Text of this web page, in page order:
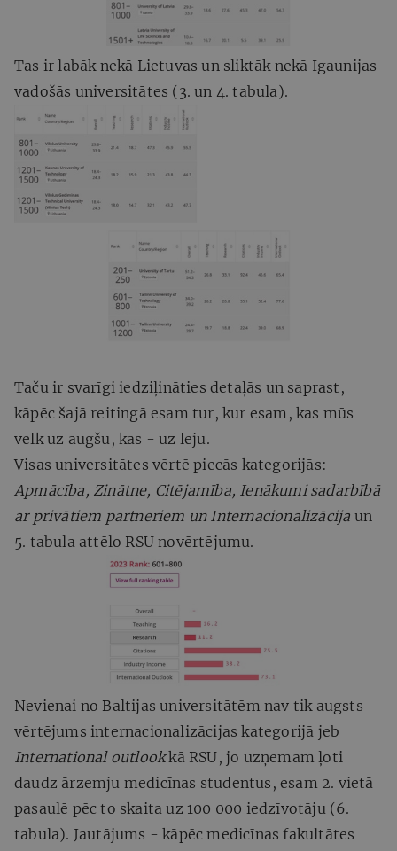
Tas ir labāk nekā Lietuvas un sliktāk nekā Igaunijas
vadošās universitātes (3. un 4. tabula).
Taču ir svarīgi iedziļināties detaļās un saprast,
kāpēc šajā reitingā esam tur, kur esam, kas mūs
velk uz augšu, kas - uz leju.
Visas universitātes vērtē piecās kategorijās:
Apmācība, Zinātne, Citējamība, Ienākumi sadarbībā
ar privātiem partneriem un Internacionalizācija un
5. tabula attēlo RSU novērtējumu.
Nevienai no Baltijas universitātēm nav tik augsts
vērtējums internacionalizācijas kategorijā jeb
International outlookkā RSU, jo uzņemam ļoti
daudz ārzemju medicīnas studentus, esam 2. vietā
pasaulē pēc to skaita uz 100 000 iedzīvotāju (6.
tabula). Jautājums - kāpēc medicīnas fakultātes